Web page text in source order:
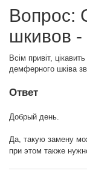
Вопрос:
шкивов
Всім привіт,
демферного шківа
Ответ
Добрый день.
Да, такую замену
при этом также